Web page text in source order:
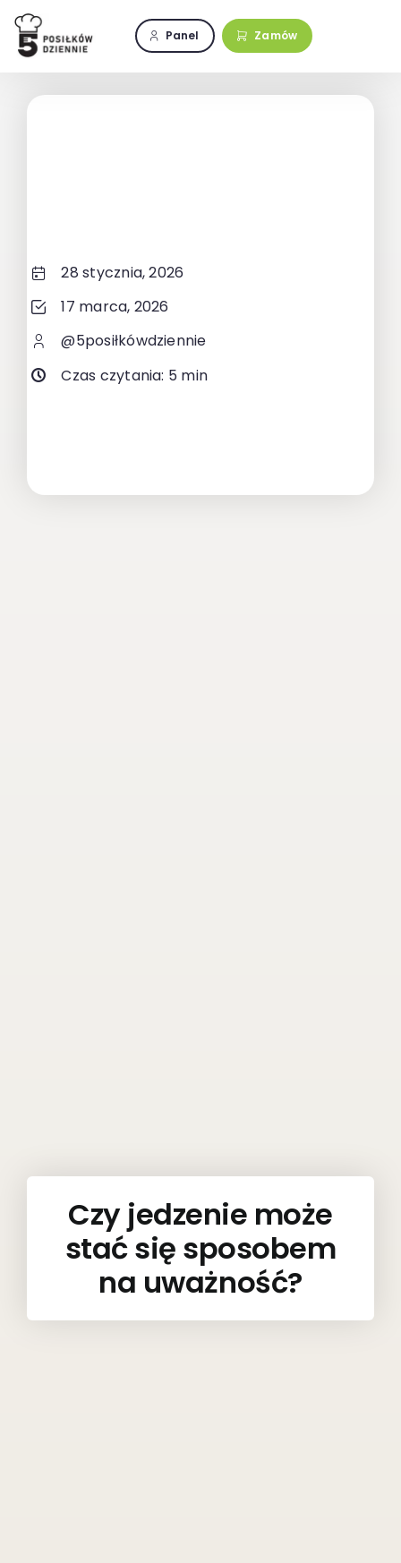
Przejdź
zawartości
Panel Zamów
28 stycznia, 2026
17 marca, 2026
@5posiłkówdziennie
Czas czytania: 5 min
Czy jedzenie może
stać się sposobem
na uważność?